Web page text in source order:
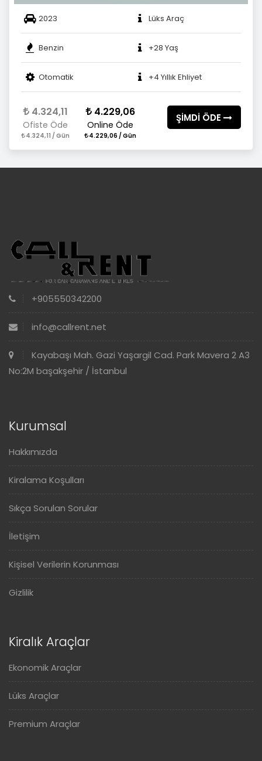
2023 Lüks Araç
Benzin +28 Yaş
Otomatik +4 Yıllık Ehliyet
4.324,11
Ofiste Öde
4.324,11 / Gün
4.229,06
Online Öde
4.229,06 / Gün
ŞİMDİ ÖDE
+905550342200
info@callrent.net
Kayabaşı Mah. Gazi Yaşargil Cad. Park Mavera 2 A3
No:2M başakşehir / İstanbul
Kurumsal
Hakkımızda
Kiralama Koşulları
Sıkça Sorulan Sorular
İletişim
Kişisel Verilerin Korunması
Gizlilik
Kiralık Araçlar
Ekonomik Araçlar
Lüks Araçlar
Premium Araçlar